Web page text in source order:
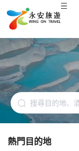
熱門目的地